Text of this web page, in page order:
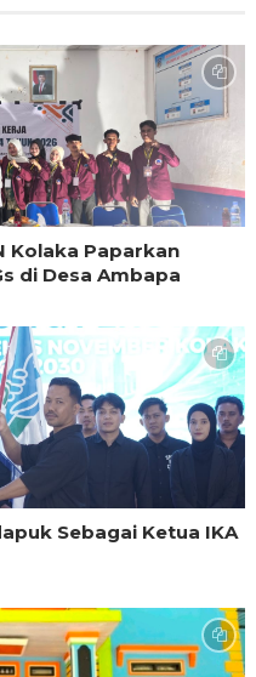
Kolaka Paparkan
di Desa Ambapa
Sebagai Ketua IKA